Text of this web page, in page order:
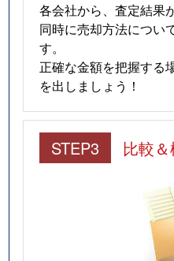
各会社から、査定結果
同時に売却方法につい
す。
正確な金額を把握する
を出しましょう！
STEP3 比較